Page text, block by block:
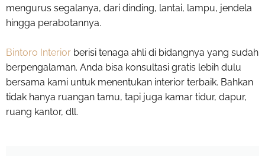
mengurus segalanya, dari dinding, lantai, lampu, jendela
hingga perabotannya.
Bintoro Interior berisi tenaga ahli di bidangnya yang sudah
berpengalaman. Anda bisa konsultasi gratis lebih dulu
bersama kami untuk menentukan interior terbaik. Bahkan
tidak hanya ruangan tamu, tapi juga kamar tidur, dapur,
ruang kantor, dll.